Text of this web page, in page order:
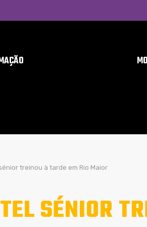
treinou à tarde em Rio Maior
SÉNIOR